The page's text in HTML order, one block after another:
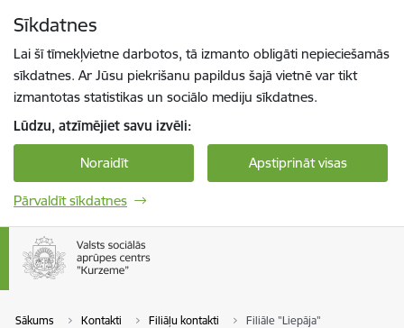
Sīkdatnes
Lai šī tīmekļvietne darbotos, tā izmanto obligāti nepieciešamās
sīkdatnes. Ar Jūsu piekrišanu papildus šajā vietnē var tikt
izmantotas statistikas un sociālo mediju sīkdatnes.
Lūdzu, atzīmējiet savu izvēli:
Noraidīt Apstiprināt visas
Pārvaldīt sīkdatnes
Sākums Kontakti Filiāļu kontakti Filiāle "Liepāja"